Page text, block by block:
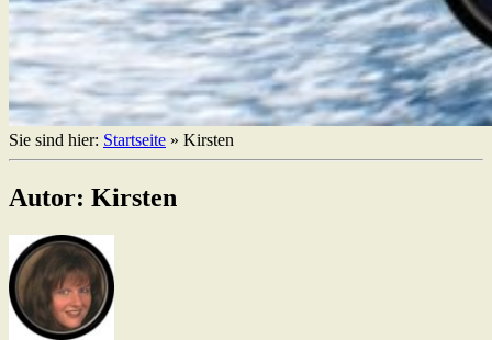
Sie sind hier: Startseite » Kirsten
Autor: Kirsten